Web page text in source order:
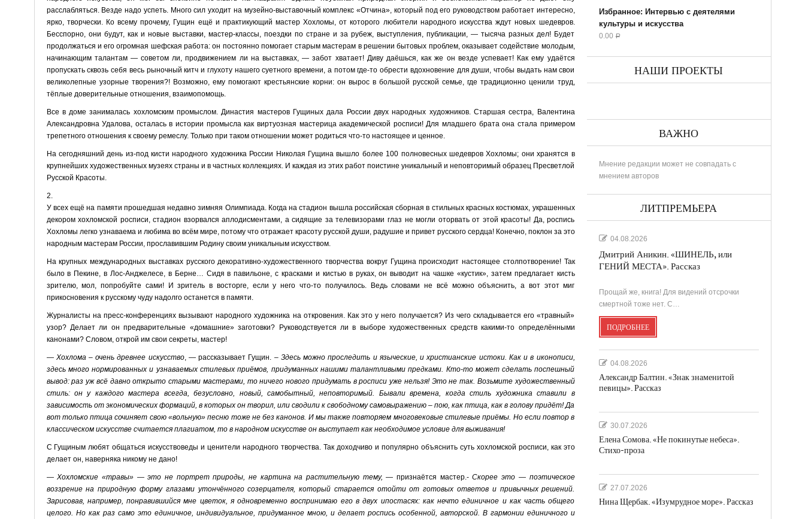
расслабляться. Везде надо успеть. Много сил уходит на музейно-выставочный комплекс «Отчина», который под его руководством работает интересно,
ярко, творчески. Ко всему прочему, Гущин ещё и практикующий мастер Хохломы, от которого любители народного искусства ждут новых шедевров.
Бесспорно, они будут, как и новые выставки, мастер-классы, поездки по стране и за рубеж, выступления, публикации, — тысяча разных дел! Будет
продолжаться и его огромная шефская работа: он постоянно помогает старым мастерам в решении бытовых проблем, оказывает содействие молодым,
начинающим талантам — советом ли, продвижением ли на выставках, — забот хватает! Диву даёшься, как же он везде успевает! Как ему удаётся
пропускать сквозь себя весь рыночный китч и глухоту нашего суетного времени, а потом где-то обрести вдохновение для души, чтобы выдать нам свои
великолепные узорные творения?! Возможно, ему помогают крестьянские корни: он вырос в большой русской семье, где традиционно ценили труд,
тёплые доверительные отношения, взаимопомощь.
Все в доме занималась хохломским промыслом. Династия мастеров Гущиных дала России двух народных художников. Старшая сестра, Валентина
Александровна Удалова, осталась в истории промысла как виртуозная мастерица академической росписи! Для младшего брата она стала примером
трепетного отношения к своему ремеслу. Только при таком отношении может родиться что-то настоящее и ценное.
На сегодняшний день из-под кисти народного художника России Николая Гущина вышло более 100 полновесных шедевров Хохломы; они хранятся в
крупнейших художественных музеях страны и в частных коллекциях. И каждая из этих работ поистине уникальный и неповторимый образец Пресветлой
Русской Красоты.
2.
У всех ещё на памяти прошедшая недавно зимняя Олимпиада. Когда на стадион вышла российская сборная в стильных красных костюмах, украшенных
декором хохломской росписи, стадион взорвался аплодисментами, а сидящие за телевизорами глаз не могли оторвать от этой красоты! Да, роспись
Хохломы легко узнаваема и любима во всём мире, потому что отражает красоту русской души, радушие и привет русского сердца! Конечно, поклон за это
народным мастерам России, прославившим Родину своим уникальным искусством.
На крупных международных выставках русского декоративно-художественного творчества вокруг Гущина происходит настоящее столпотворение! Так
было в Пекине, в Лос-Анджелесе, в Берне… Сидя в павильоне, с красками и кистью в руках, он выводит на чашке «кустик», затем предлагает кисть
зрителю, мол, попробуйте сами! И зритель в восторге, если у него что-то получилось. Ведь словами не всё можно объяснить, а вот этот миг
прикосновения к русскому чуду надолго останется в памяти.
Журналисты на пресс-конференциях вызывают народного художника на откровения. Как это у него получается? Из чего складывается его «травный»
узор? Делает ли он предварительные «домашние» заготовки? Руководствуется ли в выборе художественных средств какими-то определёнными
канонами? Словом, открой им свои секреты, мастер!
— Хохлома – очень древнее искусство, — рассказывает Гущин. – Здесь можно проследить и языческие, и христианские истоки. Как и в иконописи,
здесь много нормированных и узнаваемых стилевых приёмов, придуманных нашими талантливыми предками. Кто-то может сделать поспешный
вывод: раз уж всё давно открыто старыми мастерами, то ничего нового придумать в росписи уже нельзя! Это не так. Возьмите художественный
стиль: он у каждого мастера всегда, безусловно, новый, самобытный, неповторимый. Бывали времена, когда стиль художника ставили в
зависимость от экономических формаций, в которых он творил, или сводили к свободному самовыражению – пою, как птица, как в голову придёт! Да
вот только птица сочиняет свою «вольную» песню тоже не без канонов. И мы также повторяем многовековые стилевые приёмы. Но если повтор в
классическом искусстве считается плагиатом, то в народном искусстве он выступает как необходимое условие для выживания!
С Гущиным любят общаться искусствоведы и ценители народного творчества. Так доходчиво и популярно объяснить суть хохломской росписи, как это
делает он, наверняка никому не дано!
— Хохломские «травы» — это не портрет природы, не картина на растительную тему, — признаётся мастер.-Скорее это — поэтическое
воззрение на природную форму глазами утончённого созерцателя, который старается отойти от готовых ответов и привычных решений.
Зарисовав, например, понравившийся мне цветок, я одновременно воспринимаю его в двух ипостасях: как нечто единичное и как часть общего
целого. Но как раз само это единичное, индивидуальное, придуманное мною, и делает роспись особенной, авторской. В гармонии единичного и
Избранное: Интервью с деятелями
культуры и искусства
0.00 Р
НАШИ ПРОЕКТЫ
ВАЖНО
Мнение редакции может не совпадать с
мнением авторов
ЛИТПРЕМЬЕРА
04.08.2026
Дмитрий Аникин. «ШИНЕЛЬ, или
ГЕНИЙ МЕСТА». Рассказ
Прощай же, книга! Для видений отсрочки
смертной тоже нет. С…
ПОДРОБНЕЕ
04.08.2026
Александр Балтин. «Знак знаменитой
певицы». Рассказ
30.07.2026
Елена Сомова. «Не покинутые небеса».
Стихо-проза
27.07.2026
Нина Щербак. «Изумрудное море». Рассказ